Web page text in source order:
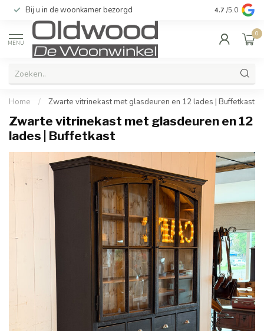
Bij u in de woonkamer bezorgd Kwaliteit &
4.7 /5.0
MENU
0
Home / Zwarte vitrinekast met glasdeuren en 12 lades | Buffetkast
Zwarte vitrinekast met glasdeuren en 12
lades | Buffetkast